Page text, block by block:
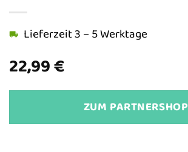
22,99€
Lieferzeit 3 – 5 Werktage
ZUM PARTNERSHOP